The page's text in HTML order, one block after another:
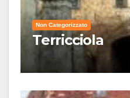
Non Categorizzato
Terricciola